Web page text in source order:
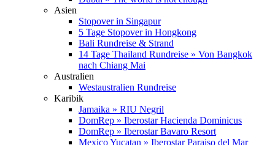
Asien
Stopover in Singapur
5 Tage Stopover in Hongkong
Bali Rundreise & Strand
14 Tage Thailand Rundreise » Von Bangkok
nach Chiang Mai
Australien
Westaustralien Rundreise
Karibik
Jamaika » RIU Negril
DomRep » Iberostar Hacienda Dominicus
DomRep » Iberostar Bavaro Resort
Mexico Yucatan » Iberostar Paraiso del Mar